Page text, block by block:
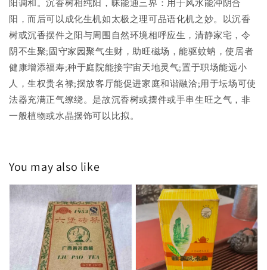
阳调和。沉香树相纯阳，昧能通三界：用于风水能冲阴合
阳，而后可以成化生机如太极之理可品语化机之妙。以沉香
树或沉香摆件之阳与周围自然环境相呼应生，清静家宅，令
阴不生聚;固守家园聚气生财，助旺磁场，能驱蚊蚋，使居者
健康增添福寿;种于庭院能接宇宙天地灵气;置于职场能远小
人，生权贵名禄;摆放客厅能促进家庭和谐融洽;用于坛场可使
法器充满正气缭绕。是故沉香树或摆件或手串生旺之气，非
一般植物或水晶摆饰可以比拟。
You may also like